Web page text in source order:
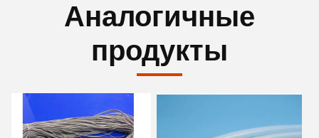
Аналогичные
продукты